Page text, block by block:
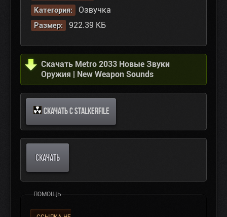
Категория: Озвучка
Размер: 922.39 КБ
Скачать Metro 2033 Новые Звуки
Оружия | New Weapon Sounds
СКАЧАТЬ С STALKERFILE
СКАЧАТЬ
ПОМОЩЬ